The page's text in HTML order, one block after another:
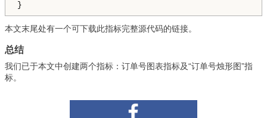
}
本文末尾处有一个可下载此指标完整源代码的链接。
总结
我们已于本文中创建两个指标：订单号图表指标及“订单号烛形图”指
标。